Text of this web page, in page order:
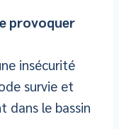
provoquer
insécurité
survie et
dans le bassin